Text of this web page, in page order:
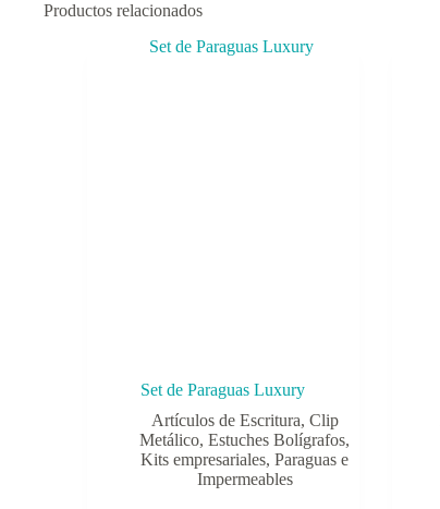
Productos relacionados
Set de Paraguas Luxury
Artículos de Escritura, Clip
Metálico,Estuches Bolígrafos,
Kits empresariales,Paraguas e
Impermeables